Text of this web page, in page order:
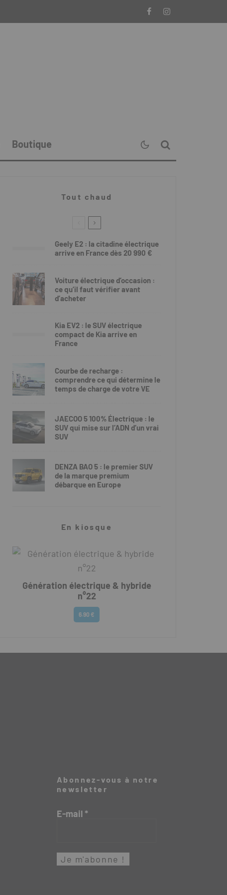
Boutique
Tout chaud
Geely E2 : la citadine électrique
arrive en France dès 20 990 €
Voiture électrique d’occasion :
ce qu’il faut vérifier avant
d’acheter
Kia EV2 : le SUV électrique
compact de Kia arrive en
France
Courbe de recharge :
comprendre ce qui détermine le
temps de charge de votre VE
JAECOO 5 100% Électrique : le
SUV qui mise sur l’ADN d’un vrai
SUV
DENZA BAO 5 : le premier SUV
de la marque premium
débarque en Europe
En kiosque
Génération électrique & hybride
n°22
6.90 €
Abonnez-vous à notre
newsletter
E-mail *